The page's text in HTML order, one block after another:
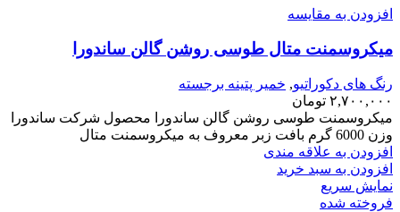
افزودن به مقایسه
میکروسمنت متال طوسی روشن گالن ساندورا
رنگ های دکوراتیو, خمیر پتینه برجسته
۲,۷۰۰,۰۰۰ تومان
میکروسمنت طوسی روشن گالن ساندورا محصول شرکت ساندورا
وزن 6000 گرم بافت زبر معروف به میکروسمنت متال
افزودن به علاقه مندی
افزودن به سبد خرید
نمایش سریع
فروخته شده